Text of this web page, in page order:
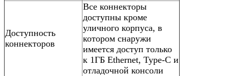
Доступность
коннекторов
Все коннекторы
доступны кроме
уличного корпуса, в
котором снаружи
имеется доступ только
к 1ГБ Ethernet, Type-C и
отладочной консоли